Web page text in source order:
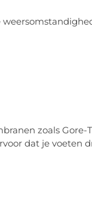
zoals Gore-
dat je voeten